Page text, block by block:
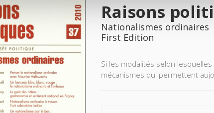
Raisons
Nationalismes ordinaires
First Edition
Si les modalités selon
mécanismes qui permettent